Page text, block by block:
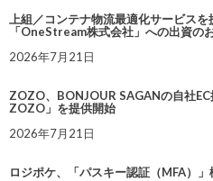
上組／コンテナ物流最適化サービス
「OneStream株式会社」への出資の
2026年7月21日
ZOZO、BONJOUR SAGANの自社
ZOZO」を提供開始
2026年7月21日
ロジポケ、「パスキー認証（MFA）